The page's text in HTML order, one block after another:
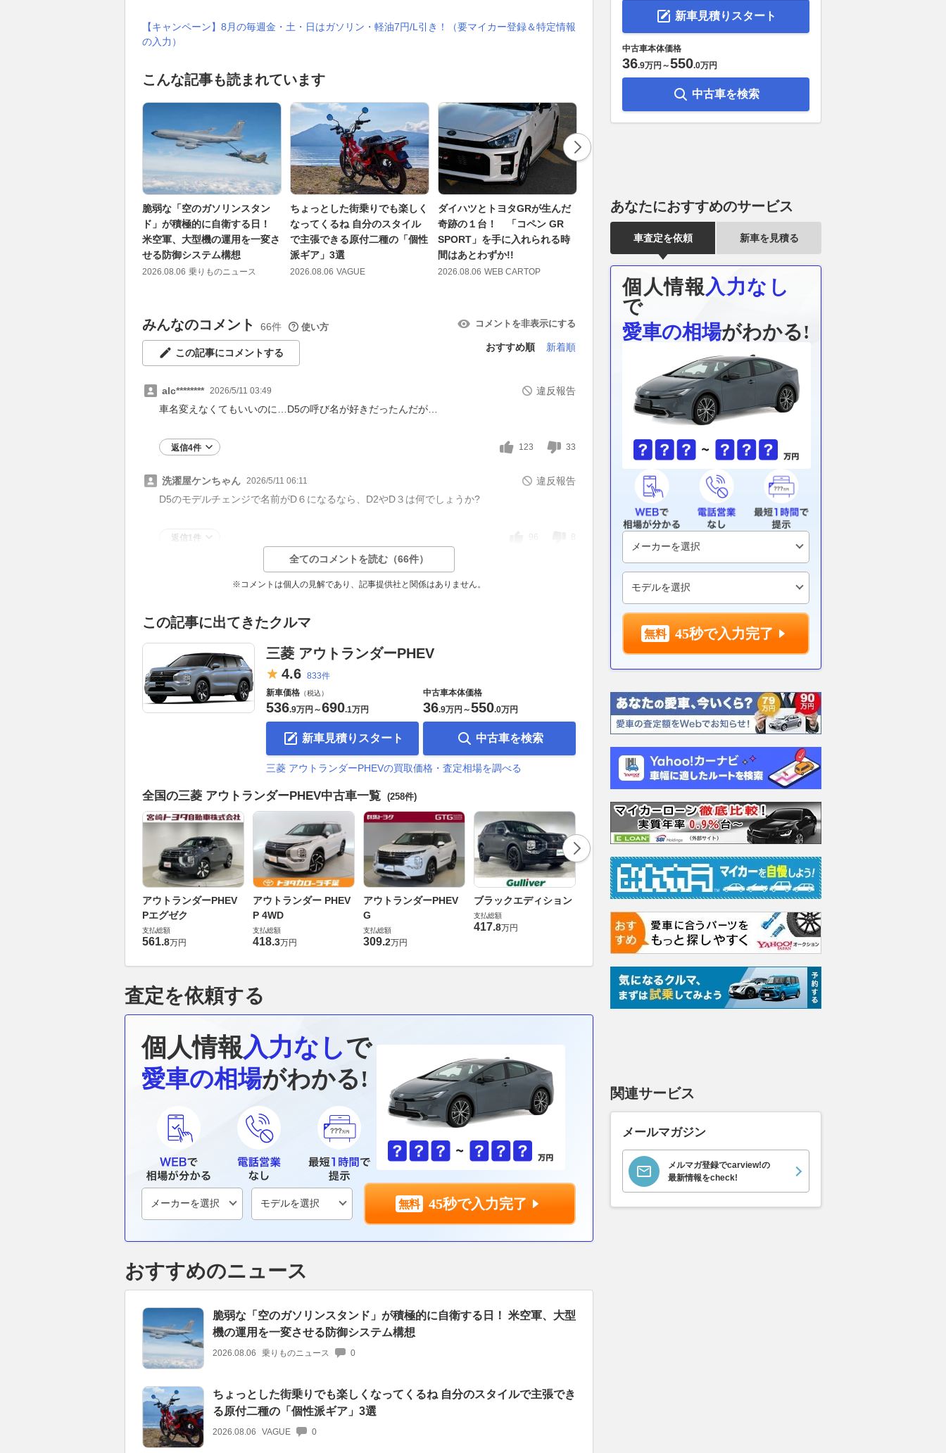
【キャンペーン】8月の毎週金・土・日はガソリン・軽油7円/L引き！（要マイカー登録＆特定情報
の入力）
こんな記事も読まれています
脆弱な「空のガソリンスタン
ド」が積極的に自衛する日！
米空軍、大型機の運用を一変さ
せる防御システム構想
2026.08.06 乗りものニュース
ちょっとした街乗りでも楽しく
なってくるね 自分のスタイル
で主張できる原付二種の「個性
派ギア」3選
2026.08.06 VAGUE
ダイハツとトヨタGRが生んだ
奇跡の１台！ 「コペン GR
SPORT」を手に入れられる時
間はあとわずか!!
2026.08.06 WEB CARTOP
航続距離750kmを誇るDSの新
世代フラッグシップEVセダン
「N°8」の全貌
2026.08.06 @DIME
ソリオは車中泊にも使えるコン
パクトか!? 人気ハイトワゴン
のシートアレンジと寝られる広
さをチェック!!
ベストカーWeb
みんなのコメント 66件 使い方 コメントを非表示にする
この記事にコメントする
おすすめ順 新着順
alc******** 2026/5/11 03:49
違反報告
車名変えなくてもいいのに…D5の呼び名が好きだったんだが…
返信4件 123 33
洗濯屋ケンちゃん 2026/5/11 06:11
違反報告
D5のモデルチェンジで名前がD６になるなら、D2やD３は何でしょうか?
返信1件
全てのコメントを読む（66件）
※コメントは個人の見解であり、記事提供社と関係はありません。
この記事に出てきたクルマ
三菱 アウトランダーPHEV
4.6 833件
新車価格 （税込）
536.9万円 ～690.1万円
新車見積りスタート
中古車本体価格
36.9万円 ～550.0万円
中古車を検索
三菱 アウトランダーPHEVの買取価格・査定相場を調べる
全国の三菱 アウトランダーPHEV中古車一覧 (258件)
アウトランダーPHEV
Pエグゼク
支払総額
561.8万円
アウトランダー PHEV
P 4WD
支払総額
418.3万円
アウトランダーPHEV
G
支払総額
309.2万円
ブラックエディション
支払総額
417.8万円
アウトランダーPHEV
9 万円
2.4 ブラック エディシ
ョン 4WD
支払総額
398.8万円
P
支払総額
349
査定を依頼する
個人情報入力なしで
愛車の相場がわかる!
45秒で入力完了
おすすめのニュース
脆弱な「空のガソリンスタンド」が積極的に自衛する日！ 米空軍、大型
機の運用を一変させる防御システム構想
2026.08.06 乗りものニュース 0
ちょっとした街乗りでも楽しくなってくるね 自分のスタイルで主張でき
る原付二種の「個性派ギア」3選
2026.08.06 VAGUE 0
新車見積りスタート
中古車本体価格
36.9万円 ～550.0万円
中古車を検索
あなたにおすすめのサービス
車査定を依頼 新車を見積る
個人情報 入力なし
で
愛車の相場がわかる!
45秒で入力完了
関連サービス
メールマガジン
メルマガ登録でcarview!の
最新情報をcheck!